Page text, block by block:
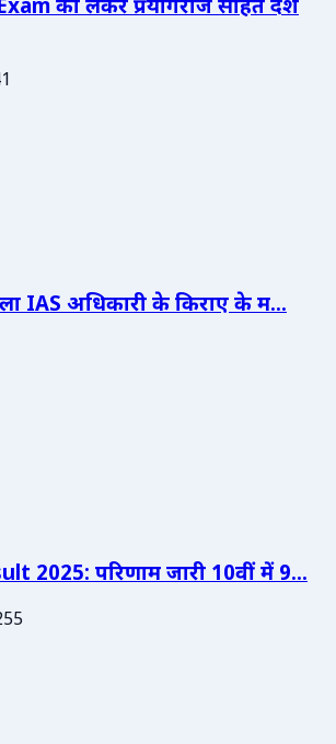
को लेकर प्रयागराज सहित देश
IAS अधिकारी के किराए के म...
2025: परिणाम जारी 10वीं में 9...